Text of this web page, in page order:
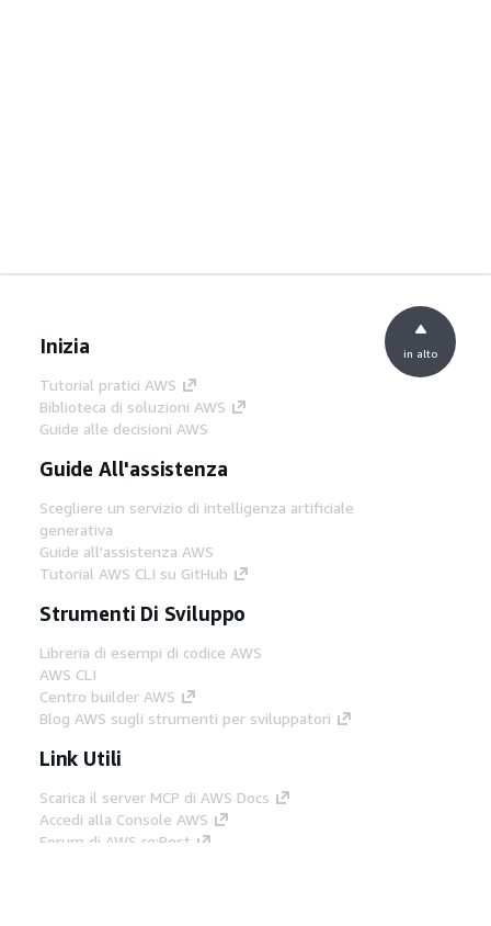
Inizia
Tutorial pratici AWS
Biblioteca di soluzioni AWS
Guide alle decisioni AWS
Guide All'assistenza
Scegliere un servizio di intelligenza artificiale
generativa
Guide all'assistenza AWS
Tutorial AWS CLI su GitHub
Strumenti Di Sviluppo
Libreria di esempi di codice AWS
AWS CLI
Centro builder AWS
Blog AWS sugli strumenti per sviluppatori
Link Utili
Scarica il server MCP di AWS Docs
Accedi alla Console AWS
Forum di AWS re:Post
in alto